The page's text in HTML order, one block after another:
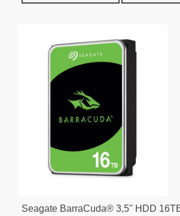
Seagate BarraCuda® 3,5'' HDD